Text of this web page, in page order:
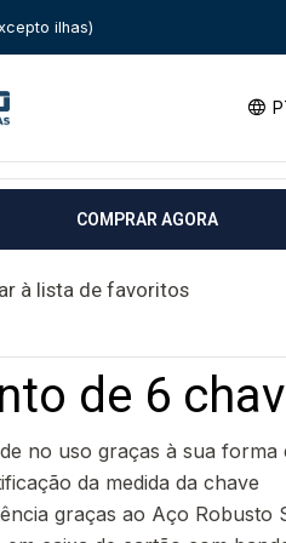
ilhas)
Conjunto de 6 chaves TORX
6 chaves TORX
em 48 a 96 horas úteis
COMPRAR AGORA
à lista de favoritos
de 6
no uso graças à sua
da medida da chave
graças ao Aço Robusto